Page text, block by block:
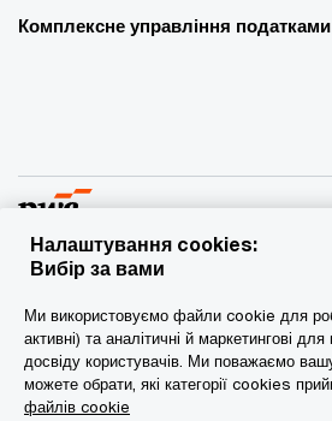
Комплексне управління податками
учасник/фірми-учасниці мережі
міжнародна мережа PwC. Кожна
самостійною юридичною особою.
веб-сторінці www.pwc.com/structure.
Налаштування cookies:
Вибір за вами
Ми використовуємо файли cookie для
активні) та аналітичні й маркетингові для
досвіду користувачів. Ми поважаємо
можете обрати, які категорії cookies
файлів cookie